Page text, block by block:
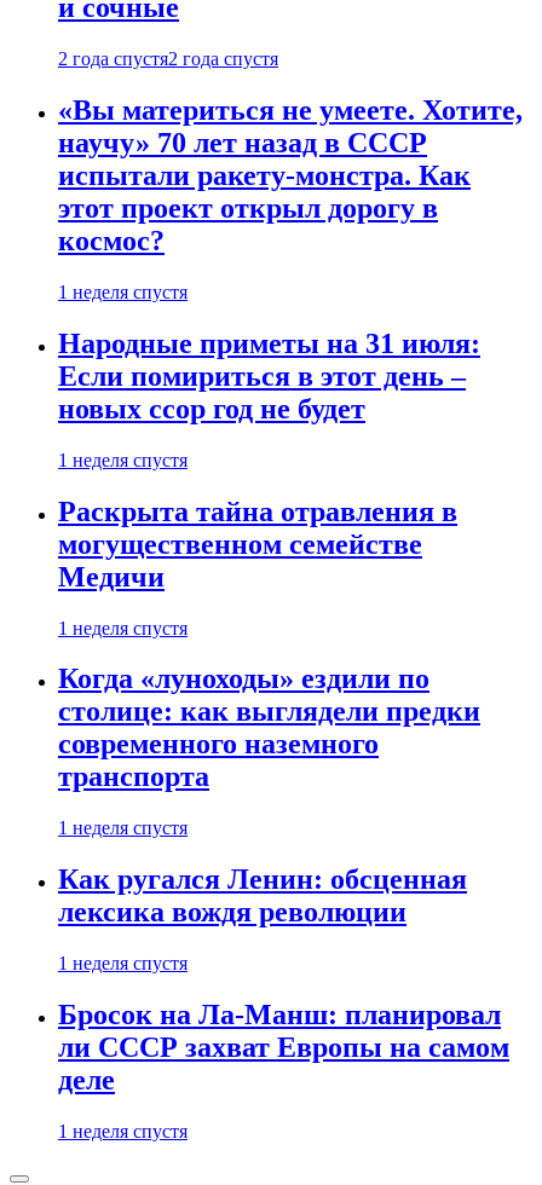
и сочные
2 года спустя2 года спустя
«Вы материться не умеете. Хотите,
научу» 70 лет назад в СССР
испытали ракету-монстра. Как
этот проект открыл дорогу в
космос?
1 неделя спустя
Народные приметы на 31 июля:
Если помириться в этот день –
новых ссор год не будет
1 неделя спустя
Раскрыта тайна отравления в
могущественном семействе
Медичи
1 неделя спустя
Когда «луноходы» ездили по
столице: как выглядели предки
современного наземного
транспорта
1 неделя спустя
Как ругался Ленин: обсценная
лексика вождя революции
1 неделя спустя
Бросок на Ла-Манш: планировал
ли СССР захват Европы на самом
деле
1 неделя спустя